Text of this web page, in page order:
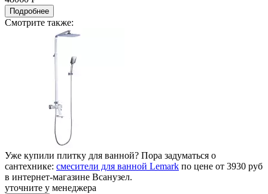
Подробнее
Смотрите также:
Уже купили плитку для ванной? Пора задуматься о
сантехнике: смесители для ванной Lemark по цене от 3930 руб
в интернет-магазине Всанузел.
уточните у менеджера